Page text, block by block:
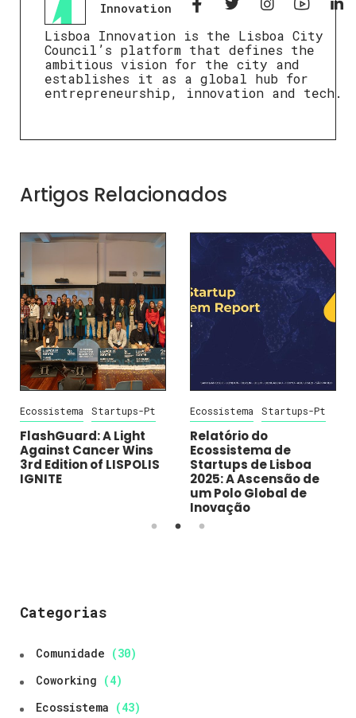
Innovation
Lisboa Innovation is the Lisboa City
Council’s platform that defines the
ambitious vision for the city and
establishes it as a global hub for
entrepreneurship, innovation and tech.
Artigos Relacionados
Ecossistema Startups-Pt
FlashGuard: A Light
Against Cancer Wins
3rd Edition of LISPOLIS
IGNITE
Ecossistema Startups-Pt
Relatório do
Ecossistema de
Startups de Lisboa
2025: A Ascensão de
um Polo Global de
Inovação
Categorias
Comunidade (30)
Coworking (4)
Ecossistema (43)